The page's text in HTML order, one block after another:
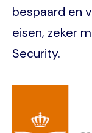
bespaard en
eisen, zeker
Security.